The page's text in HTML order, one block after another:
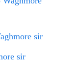
sir
sir